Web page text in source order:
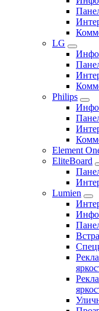
LG
Philips
Element
EliteBoard
Lumien